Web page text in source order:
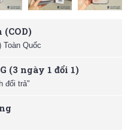
Toàn Quốc
(3 ngày 1 đổi 1)
đổi trả"